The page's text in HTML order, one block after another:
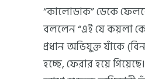
“কালোডাক” ডেকে
বললেন “এই যে কয়লা
প্রধান অভিযুক্ত যাঁকে
হচ্ছে, ফেরার হয়ে